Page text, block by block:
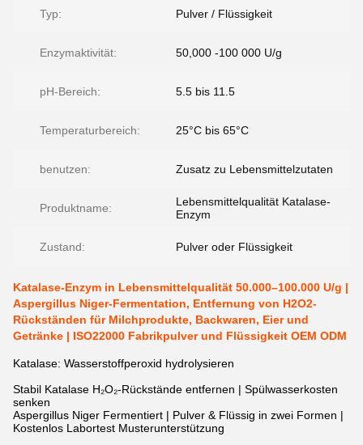
Typ: Pulver / Flüssigkeit
Enzymaktivität: 50,000 -100 000 U/g
pH-Bereich: 5.5 bis 11.5
Temperaturbereich: 25°C bis 65°C
benutzen: Zusatz zu Lebensmittelzutaten
Produktname:
Lebensmittelqualität Katalase-
Enzym
Zustand: Pulver oder Flüssigkeit
Katalase-Enzym in Lebensmittelqualität 50.000–100.000 U/g |
Aspergillus Niger-Fermentation, Entfernung von H2O2-
Rückständen für Milchprodukte, Backwaren, Eier und
Getränke | ISO22000 Fabrikpulver und Flüssigkeit OEM ODM
Katalase: Wasserstoffperoxid hydrolysieren
Stabil Katalase H₂O₂-Rückstände entfernen | Spülwasserkosten
senken
Aspergillus Niger Fermentiert | Pulver & Flüssig in zwei Formen |
Kostenlos Labortest Musterunterstützung